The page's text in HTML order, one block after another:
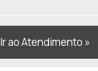
Ir ao Atendimento »